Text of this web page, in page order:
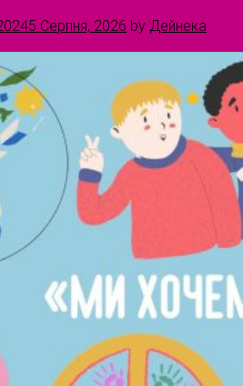
5 Серпня, 2026 by Дейнека